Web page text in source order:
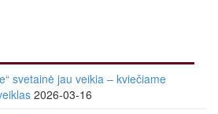
svetainė jau veikia – kviečiame
2026-03-16